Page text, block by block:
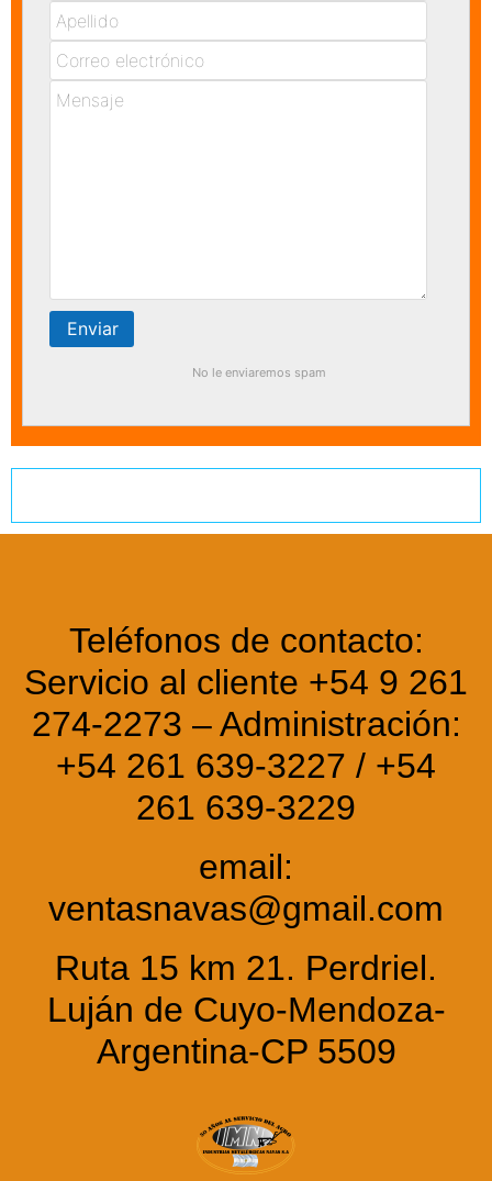
No le enviaremos spam
Teléfonos de contacto:
Servicio al cliente +54 9 261
274-2273 – Administración:
+54 261 639-3227 / +54
261 639-3229
email:
ventasnavas@gmail.com
Ruta 15 km 21. Perdriel.
Luján de Cuyo-Mendoza-
Argentina-CP 5509